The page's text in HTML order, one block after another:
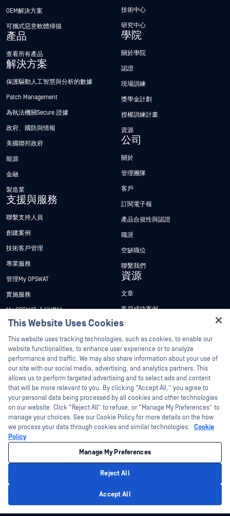
OEM解決方案
可攜式惡意軟體掃描
產品
查看所有產品
解決方案
保護驅動人工智慧與分析的數據
Patch Management
為執法機關Secure 證據
政府、國防與情報
美國聯邦政府
能源
金融
製造業
支援與服務
聯繫支持人員
創建案例
技術客戶管理
專業服務
管理My OPSWAT
實施服務
My OPSWAT 入口網站
技術檔案
訓練
漏洞通報計畫
合作夥伴
認證
技術合作夥伴
管道合作夥伴計劃
技術中心
研究中心
學院
關於學院
認證
現場訓練
獎學金計劃
授權訓練計畫
資源
公司
關於
管理團隊
客戶
訂閱電子報
產品合規性與認證
職涯
空缺職位
聯繫我們
資源
文章
客戶成功案例
新聞稿
新聞報導
網路研討會
產品型錄
白皮書
免費工具
©2026OPSWAT . 保留所有權利。OPSWAT、MetaDefender、Metascan、
MetaAccess、OPSWAT 、Trust no File. Trust No Device.、OPSWAT 、Protecting the
World's Critical Infrastructure、Deep CDR™ Technology、InQuest、InQuest標誌、
DFI、RetroHunt、Deep File Inspection 及 Join the Hunt 均為OPSWAT 之商標。第三
管理 Cookie 偏好
This Website Uses Cookies
This website uses tracking technologies, such as cookies, to enable our
website functionalities, to enhance user experience or to analyze
performance and traffic. We may also share information about your use of
our site with our social media, advertising, and analytics partners. This
allows us to perform targeted advertising and to select ads and content
that will be more relevant to you. By clicking “Accept All,” you agree to
your personal data being processed by all cookies and other technologies
on our website. Click “Reject All” to refuse, or “Manage My Preferences” to
manage your choices. See our Cookie Policy for more details on the how
we process your data through cookies and similar technologies: Cookie
Policy
Manage My Preferences
Reject All
Accept All
Hey there!
I'm Ozzy, your OPSWAT virtual assistant.
How can I help you secure what's critical
today?